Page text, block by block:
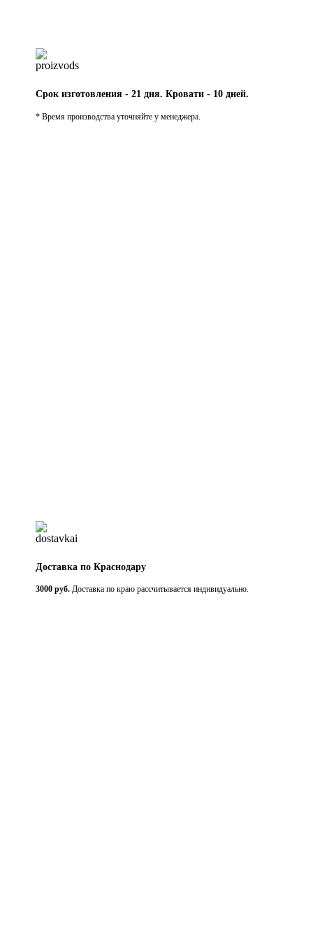
Срок изготовления - 21 дня. Кровати - 10 дней.
* Время производства уточняйте у менеджера.
Доставка по Краснодару
3000 руб. Доставка по краю рассчитывается индивидуально.